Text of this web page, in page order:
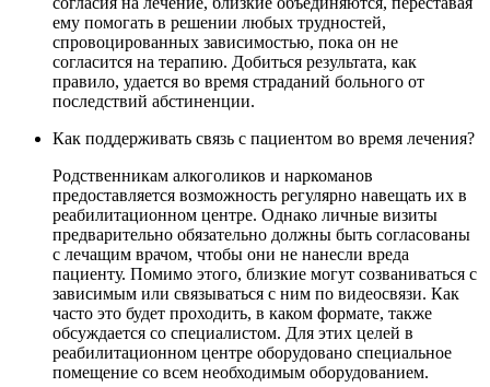
ему помогать в решении любых трудностей,
спровоцированных зависимостью, пока он не
согласится на терапию. Добиться результата, как
правило, удается во время страданий больного от
последствий абстиненции.
Как поддерживать связь с пациентом во время лечения?
Родственникам алкоголиков и наркоманов
предоставляется возможность регулярно навещать их в
реабилитационном центре. Однако личные визиты
предварительно обязательно должны быть согласованы
с лечащим врачом, чтобы они не нанесли вреда
пациенту. Помимо этого, близкие могут созваниваться с
зависимым или связываться с ним по видеосвязи. Как
часто это будет проходить, в каком формате, также
обсуждается со специалистом. Для этих целей в
реабилитационном центре оборудовано специальное
помещение со всем необходимым оборудованием.